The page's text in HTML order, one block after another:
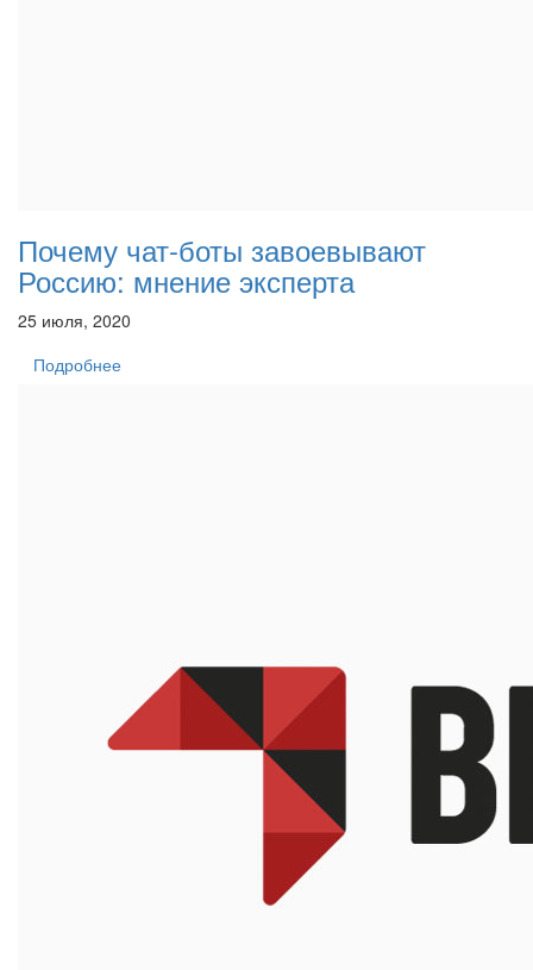
Почему чат-боты завоевывают
Россию: мнение эксперта
25 июля, 2020
Подробнее